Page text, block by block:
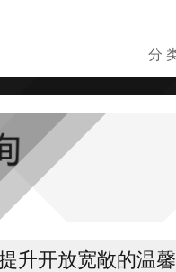
分
升开放宽敞的温